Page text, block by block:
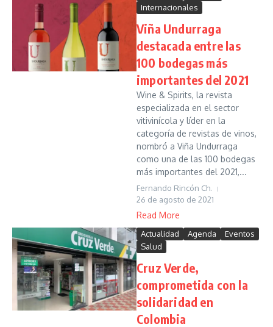
Internacionales
Viña Undurraga
destacada entre las
100 bodegas más
importantes del 2021
Wine & Spirits, la revista
especializada en el sector
vitivinícola y líder en la
categoría de revistas de vinos,
nombró a Viña Undurraga
como una de las 100 bodegas
más importantes del 2021,...
Fernando Rincón Ch.
26 de agosto de 2021
Read More
Actualidad Agenda
Eventos
Salud
Cruz Verde,
comprometida con la
solidaridad en
Colombia